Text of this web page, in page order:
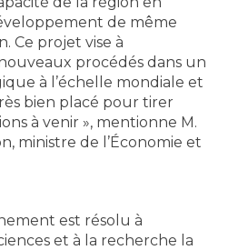
de même
Ce projet vise à
procédés dans un
à l’échelle mondiale et
bien placé pour tirer
à venir », mentionne M.
ministre de l’Économie et
est résolu à
et à la recherche la